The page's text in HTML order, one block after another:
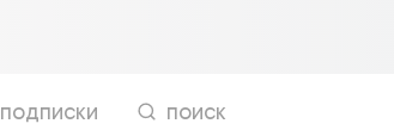
подписки поиск